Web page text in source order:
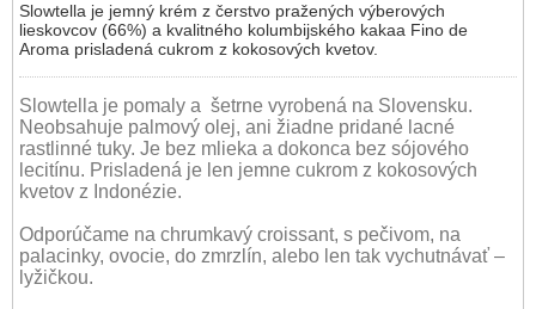
Slowtella je jemný krém z čerstvo pražených výberových
lieskovcov (66%) a kvalitného kolumbijského kakaa Fino de
Aroma prisladená cukrom z kokosových kvetov.
Slowtella je pomaly a šetrne vyrobená na Slovensku.
Neobsahuje palmový olej, ani žiadne pridané lacné
rastlinné tuky. Je bez mlieka a dokonca bez sójového
lecitínu. Prisladená je len jemne cukrom z kokosových
kvetov z Indonézie.
Odporúčame na chrumkavý croissant, s pečivom, na
palacinky, ovocie, do zmrzlín, alebo len tak vychutnávať –
lyžičkou.